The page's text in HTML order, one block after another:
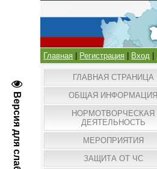
Главная Регистрация Вход
ГЛАВНАЯ СТРАНИЦА
ОБЩАЯ ИНФОРМАЦИЯ
НОРМОТВОРЧЕСКАЯ
ДЕЯТЕЛЬНОСТЬ
МЕРОПРИЯТИЯ
ЗАЩИТА ОТ ЧС